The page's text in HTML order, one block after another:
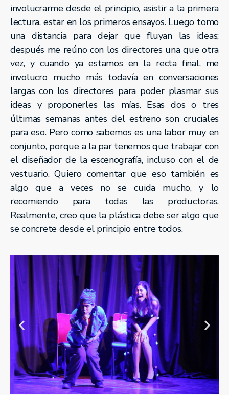
involucrarme desde el principio, asistir a la primera
lectura, estar en los primeros ensayos. Luego tomo
una distancia para dejar que fluyan las ideas;
después me reúno con los directores una que otra
vez, y cuando ya estamos en la recta final, me
involucro mucho más todavía en conversaciones
largas con los directores para poder plasmar sus
ideas y proponerles las mías. Esas dos o tres
últimas semanas antes del estreno son cruciales
para eso. Pero como sabemos es una labor muy en
conjunto, porque a la par tenemos que trabajar con
el diseñador de la escenografía, incluso con el de
vestuario. Quiero comentar que eso también es
algo que a veces no se cuida mucho, y lo
recomiendo para todas las productoras.
Realmente, creo que la plástica debe ser algo que
se concrete desde el principio entre todos.